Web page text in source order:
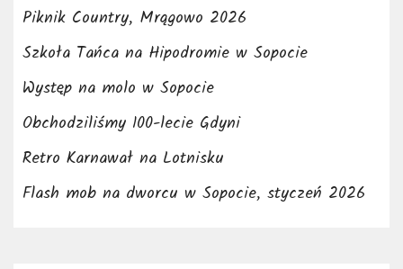
Piknik Country, Mrągowo 2026
Szkoła Tańca na Hipodromie w Sopocie
Występ na molo w Sopocie
Obchodziliśmy 100-lecie Gdyni
Retro Karnawał na Lotnisku
Flash mob na dworcu w Sopocie, styczeń 2026